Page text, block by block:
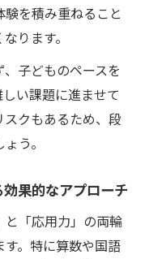
を積み重ねること
ります。
子どものペースを
い課題に進ませて
クもあるため、段
う。
果的なアプローチ
「応用力」の両輪
。特に算数や国語